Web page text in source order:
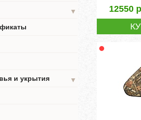
▼
и укрытия
▼
12550